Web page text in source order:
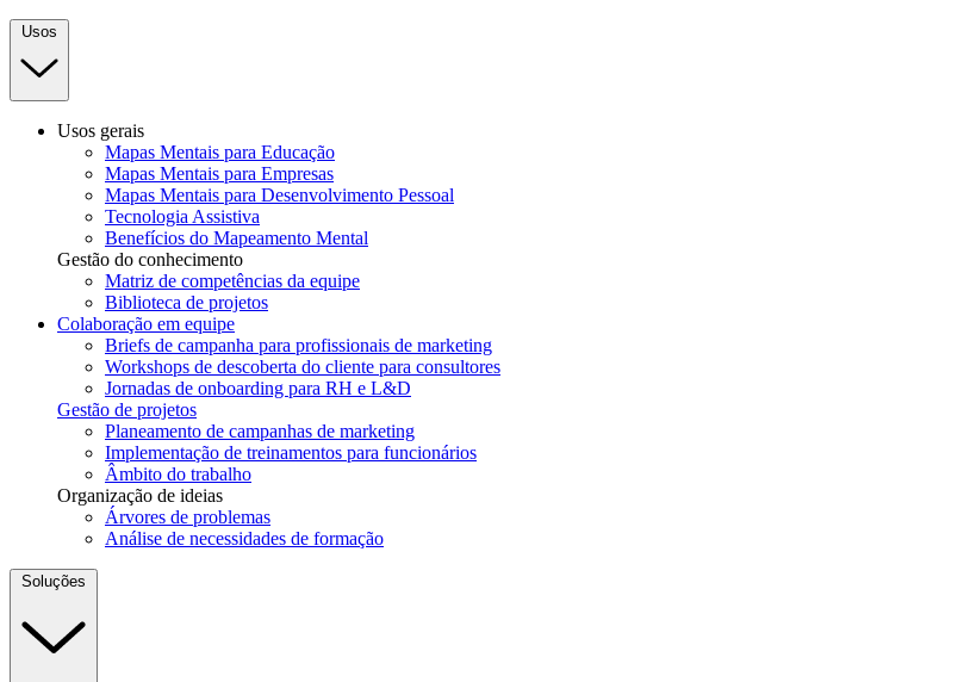
Usos
Usos gerais
Mapas Mentais para Educação
Mapas Mentais para Empresas
Mapas Mentais para Desenvolvimento Pessoal
Tecnologia Assistiva
Benefícios do Mapeamento Mental
Gestão do conhecimento
Matriz de competências da equipe
Biblioteca de projetos
Colaboração em equipe
Briefs de campanha para profissionais de marketing
Workshops de descoberta do cliente para consultores
Jornadas de onboarding para RH e L&D
Gestão de projetos
Planeamento de campanhas de marketing
Implementação de treinamentos para funcionários
Âmbito do trabalho
Organização de ideias
Árvores de problemas
Análise de necessidades de formação
Soluções